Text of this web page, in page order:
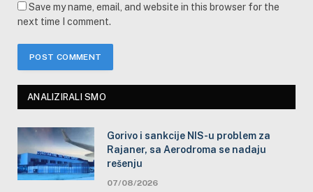
Save my name, email, and website in this browser for the
next time I comment.
ANALIZIRALI SMO
Gorivo i sankcije NIS-u problem za
Rajaner, sa Aerodroma se nadaju
rešenju
07/08/2026